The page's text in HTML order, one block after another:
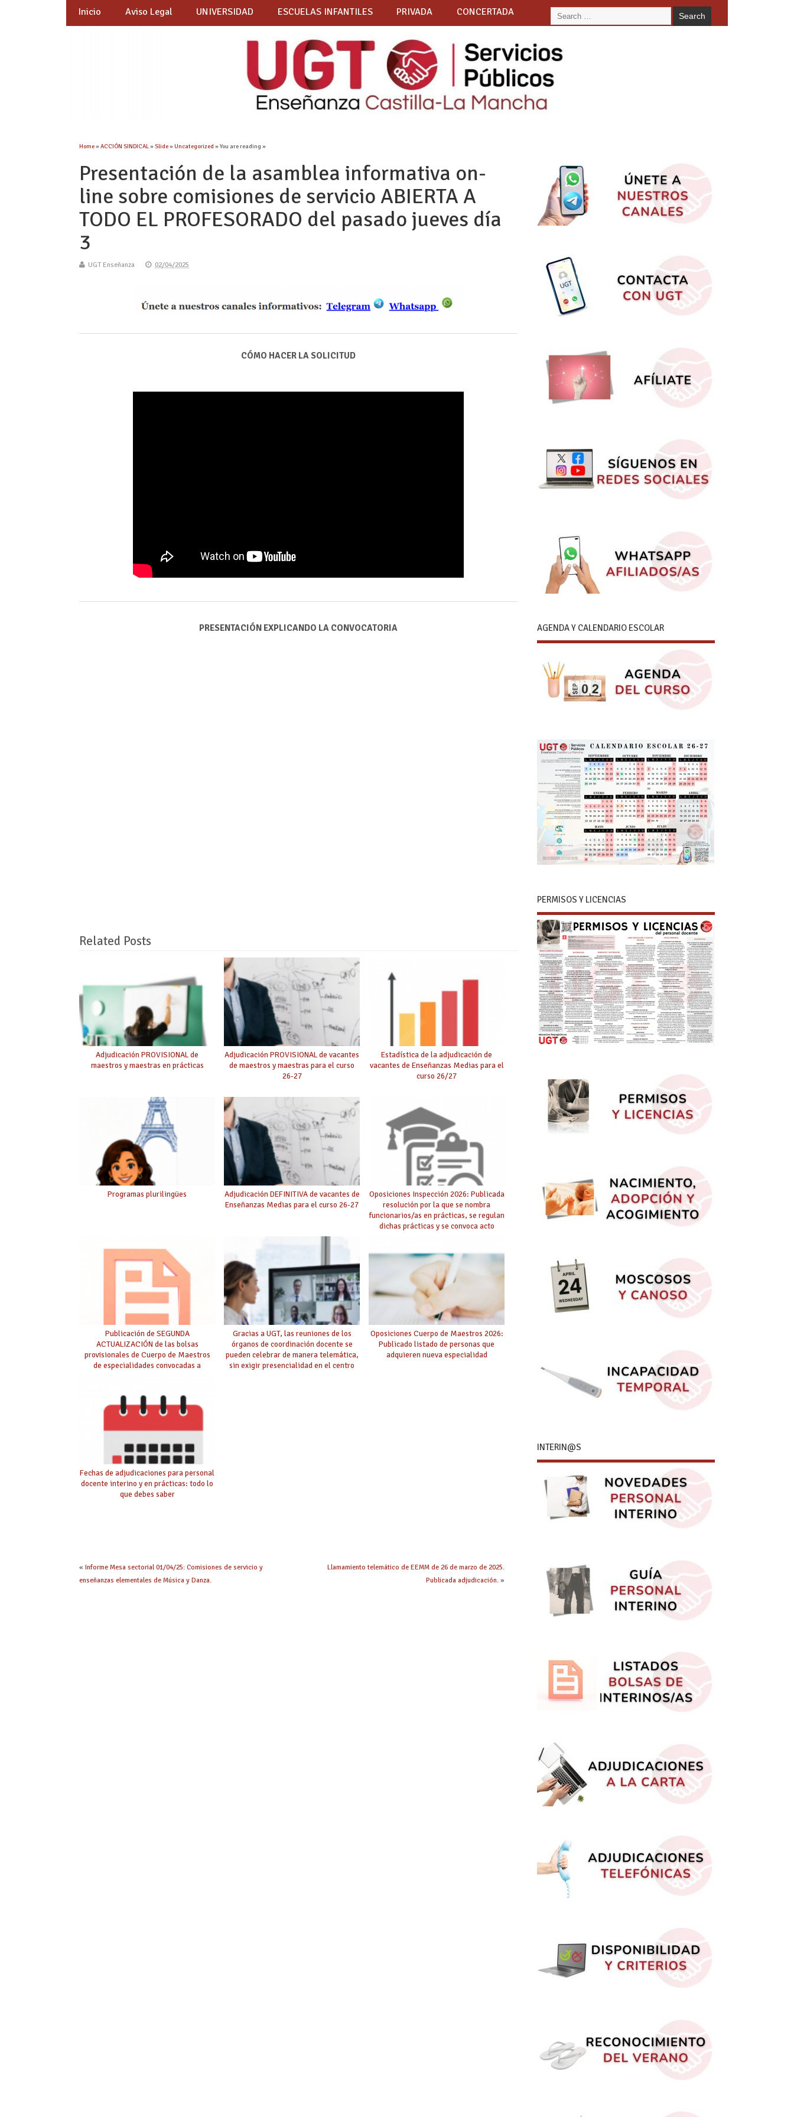
Inicio Aviso Legal UNIVERSIDAD ESCUELAS INFANTILES PRIVADA CONCERTADA
Home»ACCIÓN SINDICAL»Slide»Uncategorized » You are reading »
Presentación de la asamblea informativa on-
line sobre comisiones de servicio ABIERTA A
TODO EL PROFESORADO del pasado jueves día
3
UGT Enseñanza 02/04/2025
CÓMO HACER LA SOLICITUD
PRESENTACIÓN EXPLICANDO LA CONVOCATORIA
Related Posts
Adjudicación PROVISIONAL de
maestros y maestras en prácticas
Adjudicación PROVISIONAL de vacantes
de maestros y maestras para el curso
26-27
Estadística de la adjudicación de
vacantes de Enseñanzas Medias para el
curso 26/27
Programas plurilingües
Adjudicación DEFINITIVA de vacantes de
Enseñanzas Medias para el curso 26-27
Oposiciones Inspección 2026: Publicada
resolución por la que se nombra
funcionarios/as en prácticas, se regulan
dichas prácticas y se convoca acto
Publicación de SEGUNDA
ACTUALIZACIÓN de las bolsas
provisionales de Cuerpo de Maestros
de especialidades convocadas a
Gracias a UGT, las reuniones de los
órganos de coordinación docente se
pueden celebrar de manera telemática,
sin exigir presencialidad en el centro
Oposiciones Cuerpo de Maestros 2026:
Publicado listado de personas que
adquieren nueva especialidad
Fechas de adjudicaciones para personal
docente interino y en prácticas: todo lo
que debes saber
«Informe Mesa sectorial 01/04/25: Comisiones de servicio y
enseñanzas elementales de Música y Danza.
Llamamiento telemático de EEMM de 26 de marzo de 2025.
Publicada adjudicación. »
AGENDA Y CALENDARIO ESCOLAR
PERMISOS Y LICENCIAS
INTERIN@S